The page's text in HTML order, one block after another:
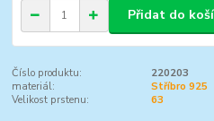
Přidat do
Číslo produktu:
220203
materiál:
Stříbro 925
Velikost prstenu:
63